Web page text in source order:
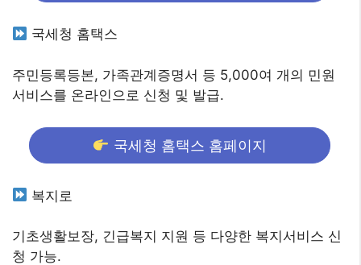
국세청 홈택스
주민등록등본, 가족관계증명서 등 5,000여 개의 민원
서비스를 온라인으로 신청 및 발급.
국세청 홈택스 홈페이지
복지로
기초생활보장, 긴급복지 지원 등 다양한 복지서비스 신
청 가능.